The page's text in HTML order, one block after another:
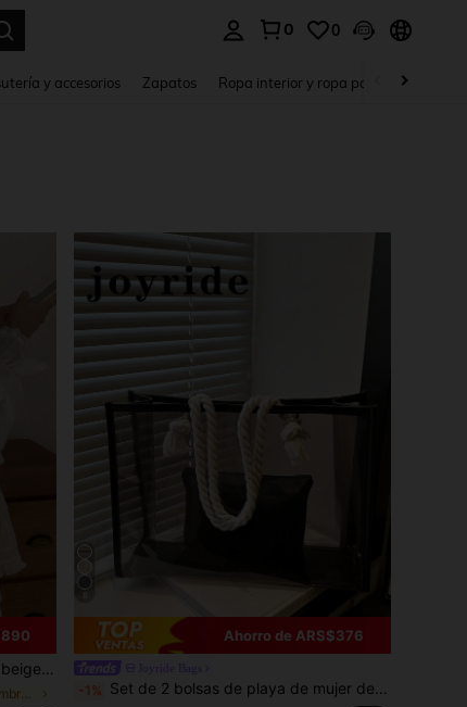
0 0
y accesorios Zapatos Ropa interior y ropa para dormir
para vacaciones en la playa para mujer
Ahorro de ARS$376
-1% Set de 2 bolsas de playa de mujer de moda con bloques de color transparentes